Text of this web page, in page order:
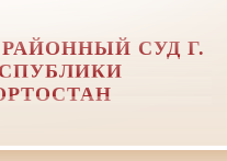
СУД Г.